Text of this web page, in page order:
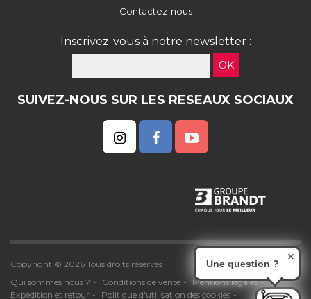
Contactez-nous
Inscrivez-vous à notre newsletter :
OK
SUIVEZ-NOUS SUR LES RESEAUX SOCIAUX
Copyright © 2026 Tous droits réservés
Qui sommes nous ?
Conditions de vente
Mentions légales
Expédition et retour
Politique d'utilisation des cookies
Une question ?
✕